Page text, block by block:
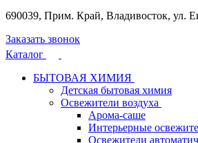
690039, Прим. Край, Владивосток, ул.
Заказать звонок
Каталог
БЫТОВАЯ ХИМИЯ
Детская бытовая химия
Освежители воздуха
Арома-саше
Интерьерные
Освежители